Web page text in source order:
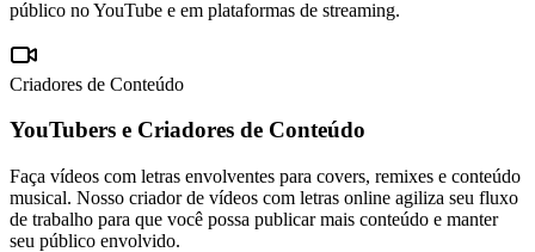
público no YouTube e em plataformas de streaming.
Criadores de Conteúdo
YouTubers e Criadores de Conteúdo
Faça vídeos com letras envolventes para covers, remixes e conteúdo
musical. Nosso criador de vídeos com letras online agiliza seu fluxo
de trabalho para que você possa publicar mais conteúdo e manter
seu público envolvido.